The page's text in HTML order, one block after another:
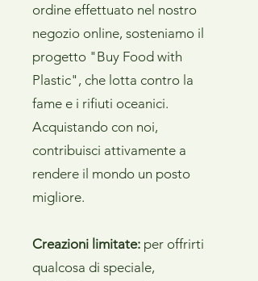
ordine effettuato nel nostro
negozio online, sosteniamo il
progetto "Buy Food with
Plastic", che lotta contro la
fame e i rifiuti oceanici.
Acquistando con noi,
contribuisci attivamente a
rendere il mondo un posto
migliore.
Creazioni limitate: per offrirti
qualcosa di speciale,